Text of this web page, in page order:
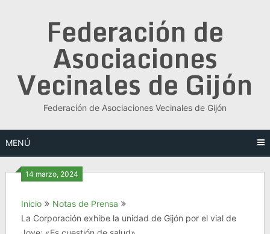
Federación de
Asociaciones
Vecinales de Gijón
Federación de Asociaciones Vecinales de Gijón
MENÚ
14 marzo, 2024
Inicio
Notas de Prensa
La Corporación exhibe la unidad de Gijón por el vial de